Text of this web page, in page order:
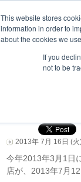
This website stores
information in order to
about the cookies we
If you
not to be
企業
2013年 7月 16日 (火
今年2013年3月1日
店が、2013年7月